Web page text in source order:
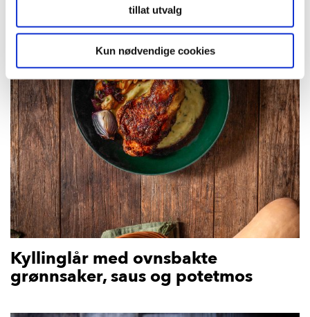
tillat utvalg
Kun nødvendige cookies
Kyllinglår med ovnsbakte
grønnsaker, saus og potetmos